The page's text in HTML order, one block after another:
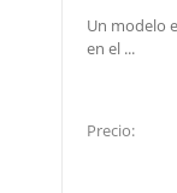
Un modelo
en el ...
Precio: